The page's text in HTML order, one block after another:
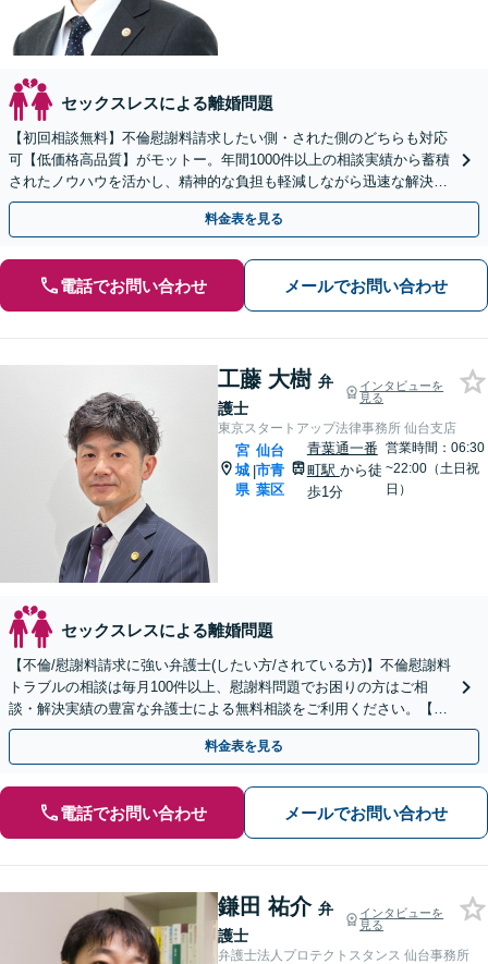
セックスレスによる離婚問題
【初回相談無料】不倫慰謝料請求したい側・された側のどちらも対応
可【低価格高品質】がモットー。年間1000件以上の相談実績から蓄積
されたノウハウを活かし、精神的な負担も軽減しながら迅速な解決を
目指します。【休日・夜間相談あり】【ビデオ面談可】
料金表を見る
電話でお問い合わせ メールでお問い合わせ
工藤 大樹 弁
護士
インタビューを
見る
東京スタートアップ法律事務所 仙台支店
宮
城
県
|
仙台
市青
葉区
青葉通一番
町駅 から徒
歩1分
営業時間：06:30
~22:00（土日祝
日）
セックスレスによる離婚問題
【不倫/慰謝料請求に強い弁護士(したい方/されている方)】不倫慰謝料
トラブルの相談は毎月100件以上、慰謝料問題でお困りの方はご相
談・解決実績の豊富な弁護士による無料相談をご利用ください。【不
倫相談は初回0円】【宮城県全域対応】
料金表を見る
電話でお問い合わせ メールでお問い合わせ
鎌田 祐介 弁
護士
インタビューを
見る
弁護士法人プロテクトスタンス 仙台事務所